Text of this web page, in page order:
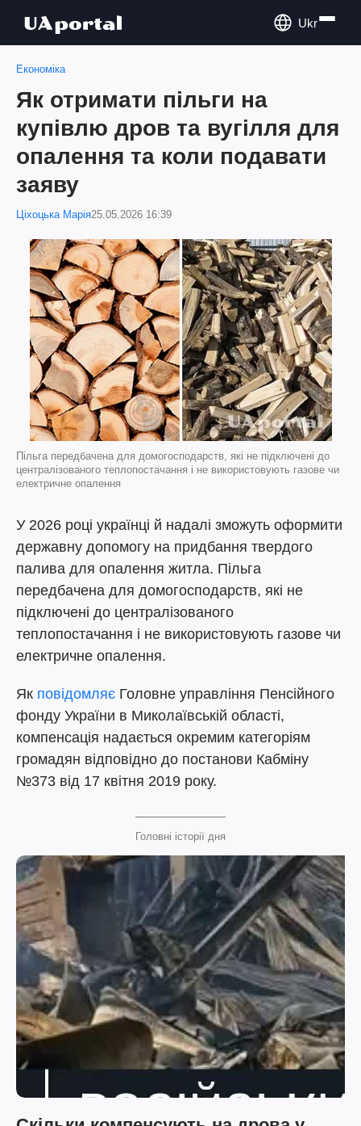
Ukr
Економіка
Як отримати пільги на
купівлю дров та вугілля для
опалення та коли подавати
заяву
Ціхоцька Марія25.05.2026 16:39
Пільга передбачена для домогосподарств, які не підключені до
централізованого теплопостачання і не використовують газове чи
електричне опалення
У 2026 році українці й надалі зможуть оформити
державну допомогу на придбання твердого
палива для опалення житла. Пільга
передбачена для домогосподарств, які не
підключені до централізованого
теплопостачання і не використовують газове чи
електричне опалення.
Як повідомляє Головне управління Пенсійного
фонду України в Миколаївській області,
компенсація надається окремим категоріям
громадян відповідно до постанови Кабміну
№373 від 17 квітня 2019 року.
Головні історії дня